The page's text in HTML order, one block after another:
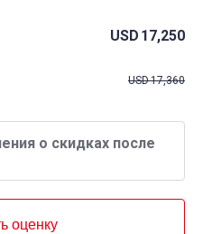
USD 17,250
USD17,360
о скидках после
оценку